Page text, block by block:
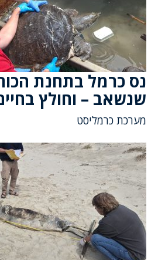
נס כרמל בתחנת
שנשאב – וחולץ
מערכת כרמליסט